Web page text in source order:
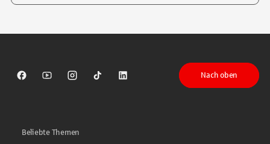
Sparkasse auf Facebook
Sparkasse auf Youtube
Sparkasse auf Instagram
Sparkasse auf TikTok
Sparkasse auf LinkedIn
Nach oben
Beliebte Themen